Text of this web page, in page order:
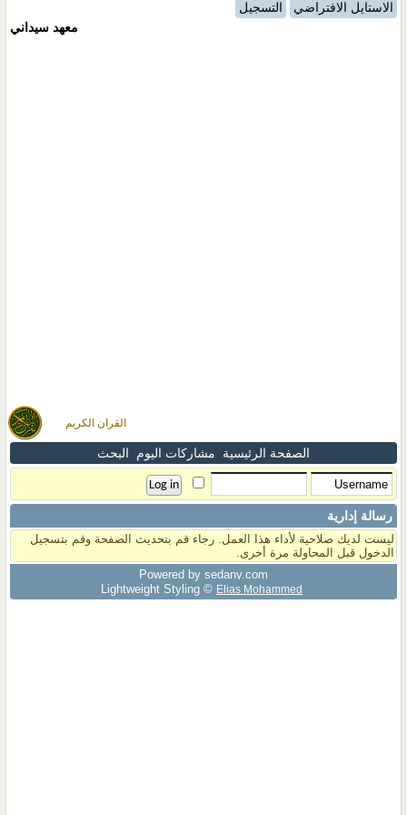
القران الكريم
الاستايل الافتراضي
التسجيل
معهد سيداني
الصفحة الرئيسية مشاركات اليوم البحث
رسالة إدارية
ليست لديك صلاحية لأداء هذا العمل. رجاء قم بتحديث الصفحة وقم بتسجيل
الدخول قبل المحاولة مرة أخرى.
Powered by sedany.com
Lightweight Styling © Elias Mohammed